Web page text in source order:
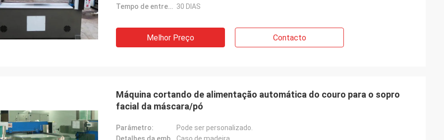
Tempo de entrega: 30 DIAS
Melhor Preço Contacto
Máquina cortando de alimentação automática do couro para o sopro
facial da máscara/pó
Parâmetro:
Pode ser personalizado.